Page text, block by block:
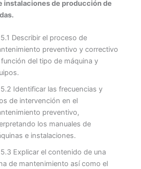
instalaciones de producción de
Describir el proceso de
preventivo y correctivo
del tipo de máquina y
Identificar las frecuencias y
de intervención en el
preventivo,
los manuales de
e instalaciones.
Explicar el contenido de una
de mantenimiento así como el